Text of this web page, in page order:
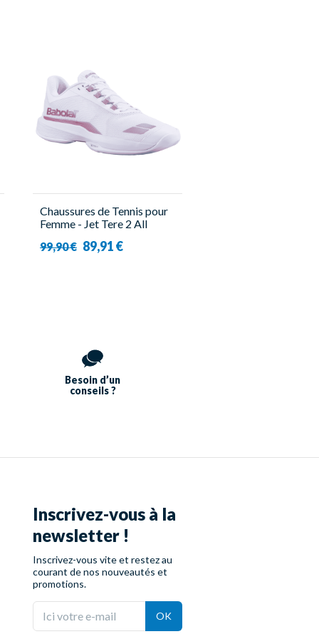
Chaussures de Tennis pour
Femme - Jet Tere 2 All
Babolat
99,90 € 89,91 €
Besoin d’un
conseils ?
Inscrivez-vous à la
newsletter !
Inscrivez-vous vite et restez au
courant de nos nouveautés et
promotions.